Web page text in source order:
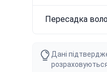
Пересадка
Дані